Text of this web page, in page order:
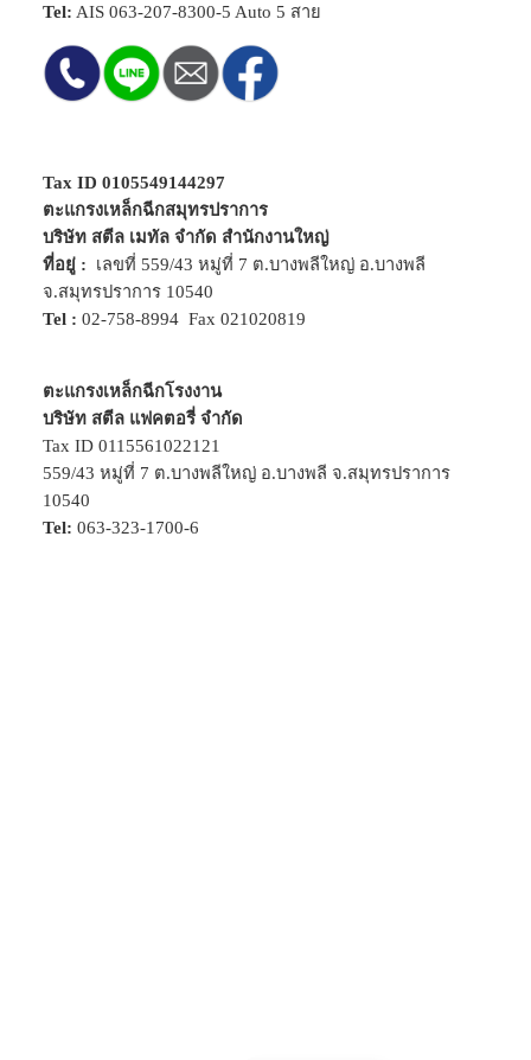
Tel: AIS 063-207-8300-5 Auto 5 สาย
Tax ID 0105549144297
ตะแกรงเหล็กฉีกสมุทรปราการ
บริษัท สตีล เมทัล จำกัด สำนักงานใหญ่
ที่อยู่ :
เลขที่ 559/43 หมู่ที่ 7 ต.บางพลีใหญ่ อ.บางพลี
จ.สมุทรปราการ 10540
Tel : 02-758-8994Fax 021020819
ตะแกรงเหล็กฉีกโรงงาน
บริษัท สตีล แฟคตอรี่ จำกัด
Tax ID 0115561022121
559/43 หมู่ที่ 7 ต.บางพลีใหญ่ อ.บางพลี จ.สมุทรปราการ
10540
Tel: 063-323-1700-6